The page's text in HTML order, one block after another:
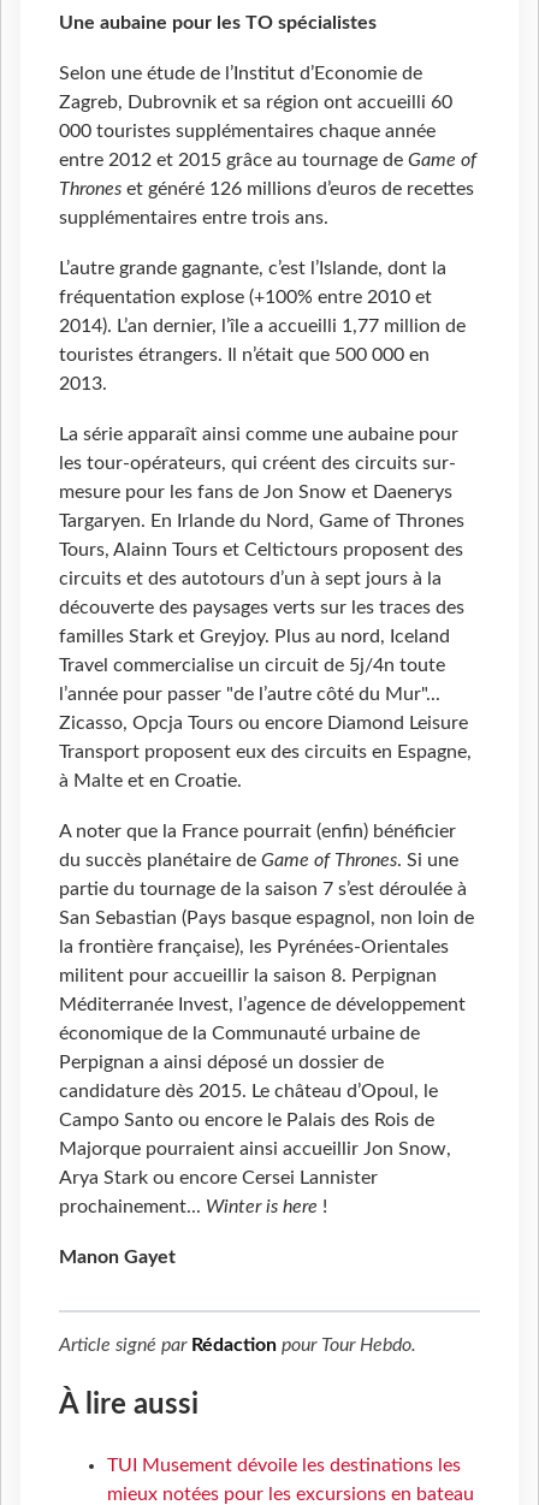
Une aubaine pour les TO spécialistes
Selon une étude de l’Institut d’Economie de
Zagreb, Dubrovnik et sa région ont accueilli 60
000 touristes supplémentaires chaque année
entre 2012 et 2015 grâce au tournage de Game of
Thrones et généré 126 millions d’euros de recettes
supplémentaires entre trois ans.
L’autre grande gagnante, c’est l’Islande, dont la
fréquentation explose (+100% entre 2010 et
2014). L’an dernier, l’île a accueilli 1,77 million de
touristes étrangers. Il n’était que 500 000 en
2013.
La série apparaît ainsi comme une aubaine pour
les tour-opérateurs, qui créent des circuits sur-
mesure pour les fans de Jon Snow et Daenerys
Targaryen. En Irlande du Nord, Game of Thrones
Tours, Alainn Tours et Celtictours proposent des
circuits et des autotours d’un à sept jours à la
découverte des paysages verts sur les traces des
familles Stark et Greyjoy. Plus au nord, Iceland
Travel commercialise un circuit de 5j/4n toute
l’année pour passer "de l’autre côté du Mur"...
Zicasso, Opcja Tours ou encore Diamond Leisure
Transport proposent eux des circuits en Espagne,
à Malte et en Croatie.
A noter que la France pourrait (enfin) bénéficier
du succès planétaire de Game of Thrones. Si une
partie du tournage de la saison 7 s’est déroulée à
San Sebastian (Pays basque espagnol, non loin de
la frontière française), les Pyrénées-Orientales
militent pour accueillir la saison 8. Perpignan
Méditerranée Invest, l’agence de développement
économique de la Communauté urbaine de
Perpignan a ainsi déposé un dossier de
candidature dès 2015. Le château d’Opoul, le
Campo Santo ou encore le Palais des Rois de
Majorque pourraient ainsi accueillir Jon Snow,
Arya Stark ou encore Cersei Lannister
prochainement... Winter is here !
Manon Gayet
Article signé par Rédaction pour Tour Hebdo.
À lire aussi
TUI Musement dévoile les destinations les
mieux notées pour les excursions en bateau